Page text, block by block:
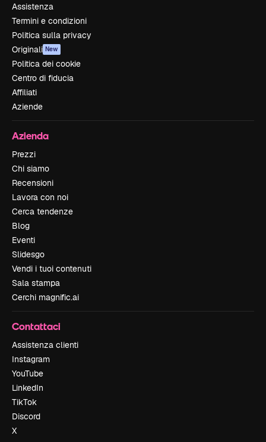
Assistenza
Termini e condizioni
Politica sulla privacy
Originali New
Politica dei cookie
Centro di fiducia
Affiliati
Aziende
Azienda
Prezzi
Chi siamo
Recensioni
Lavora con noi
Cerca tendenze
Blog
Eventi
Slidesgo
Vendi i tuoi contenuti
Sala stampa
Cerchi magnific.ai
Contattaci
Assistenza clienti
Instagram
YouTube
LinkedIn
TikTok
Discord
X